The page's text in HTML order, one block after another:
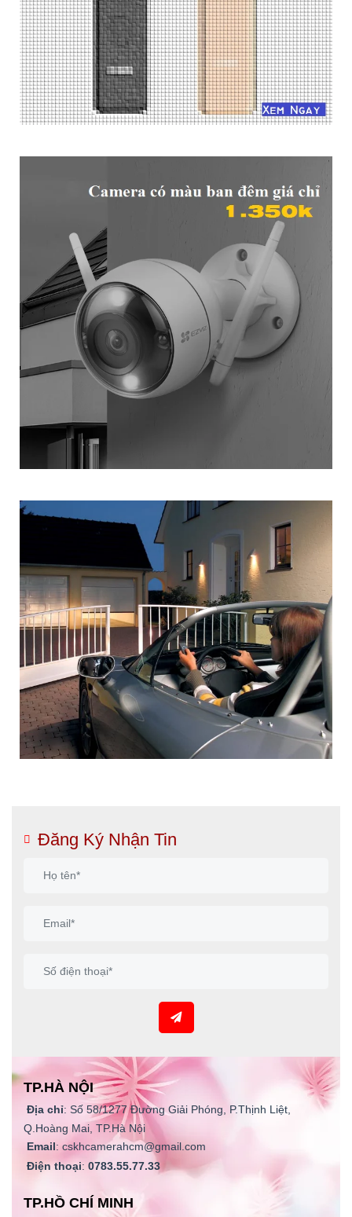
Đăng Ký Nhận Tin
TP.HÀ NỘI
Địa chỉ: Số 58/1277 Đường Giải Phóng, P.Thịnh Liệt,
Q.Hoàng Mai, TP.Hà Nội
Email: cskhcamerahcm@gmail.com
Điện thoại: 0783.55.77.33
TP.HỒ CHÍ MINH